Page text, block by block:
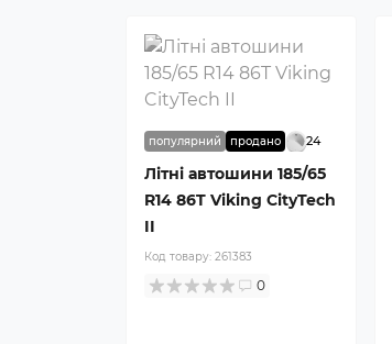
популярний продано 24
Літні автошини 185/65
R14 86T Viking CityTech
II
Код товару: 261383
0